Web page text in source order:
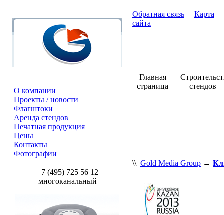
Главная
страница
стендов
О компании
Проекты / новости
Флагштоки
Аренда стендов
Печатная продукция
Цены
Контакты
Фотографии
+7 (495) 725 56 12
многоканальный
Обратная связь
Карта
сайта
\\ Gold Media Group →